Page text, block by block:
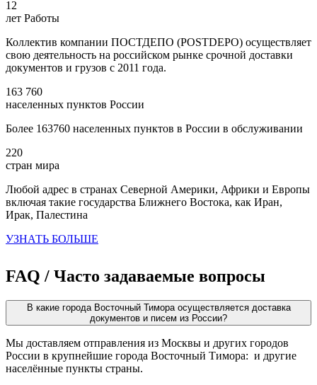
12
лет Работы
Коллектив компании ПОСТДЕПО (POSTDEPO) осуществляет
свою деятельность на российском рынке срочной доставки
документов и грузов с 2011 года.
163 760
населенных пунктов России
Более 163760 населенных пунктов в России в обслуживании
220
стран мира
Любой адрес в странах Северной Америки, Африки и Европы
включая такие государства Ближнего Востока, как Иран,
Ирак, Палестина
УЗНАТЬ БОЛЬШЕ
FAQ / Часто задаваемые вопросы
В какие города Восточный Тимора осуществляется доставка
документов и писем из России?
Мы доставляем отправления из Москвы и других городов
России в крупнейшие города Восточный Тимора: и другие
населённые пункты страны.